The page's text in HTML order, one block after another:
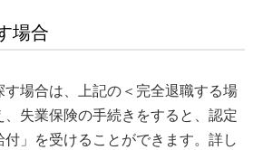
場合
場合は、上記の＜完全退職する場
失業保険の手続きをすると、認定
」を受けることができます。詳し